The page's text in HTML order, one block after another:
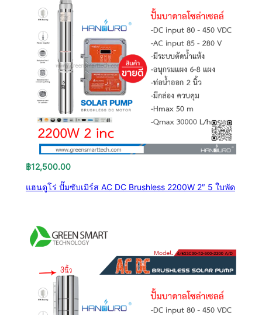
฿12,500.00
แฮนดูโร่ ปั๊มซับเมิร์ส AC DC Brushless 2200W 2″ 5 ใบพัด